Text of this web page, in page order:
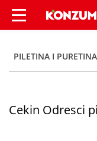
Cekin
PILETINA I PURETINA
Cekin Odresci